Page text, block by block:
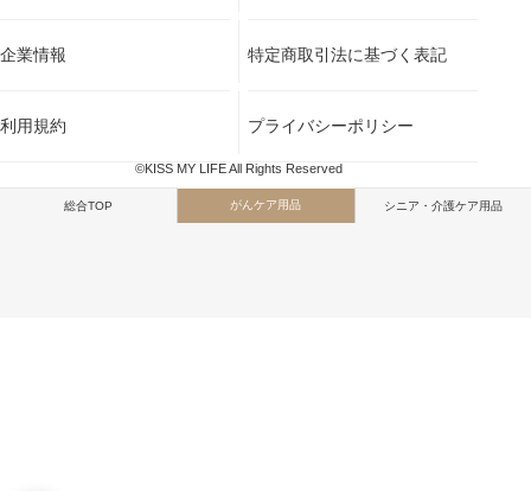
©KISS MY LIFE All Rights Reserved
企業情報 特定商取引法に基づく表記
利用規約 プライバシーポリシー
総合TOP がんケア用品 シニア・介護ケア用品